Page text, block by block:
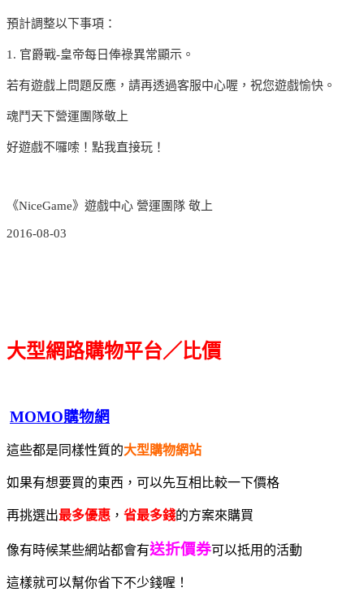
預計調整以下事項：
1. 官爵戰-皇帝每日俸祿異常顯示。
若有遊戲上問題反應，請再透過客服中心喔，祝您遊戲愉快。
魂鬥天下營運團隊敬上
好遊戲不囉嗦！點我直接玩！
《NiceGame》遊戲中心 營運團隊 敬上
2016-08-03
大型網路購物平台／比價
MOMO購物網
這些都是同樣性質的大型購物網站
如果有想要買的東西，可以先互相比較一下價格
再挑選出最多優惠 ， 省最多錢的方案來購買
像有時候某些網站都會有送折價券可以抵用的活動
這樣就可以幫你省下不少錢喔！